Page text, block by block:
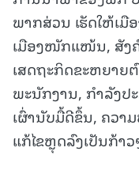
ພາກສ່ວນ ເຮັດໃຫ້ເ
ເມືອງໜັກແໜ້ນ, ສັງ
ເສດຖະກິດຂະຫຍາຍ
ພະນັກງານ, ກໍາລັງປ
ເຜົ່ານັບມື້ດີຂຶ້ນ, ຄວາ
ແກ້ໄຂຫຼຸດລົງເປັນກ້າວ